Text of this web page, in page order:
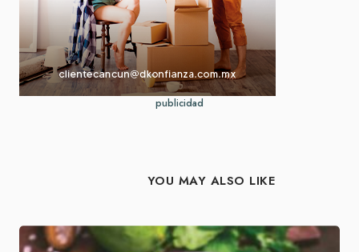
publicidad
YOU MAY ALSO LIKE